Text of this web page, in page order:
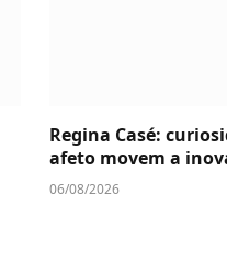
Regina Casé:
afeto movem a
06/08/2026